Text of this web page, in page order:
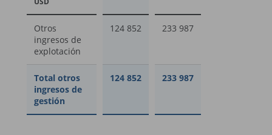
Otros
ingresos de
explotación
124 852 233 987
Total otros
ingresos de
gestión
124 852 233 987